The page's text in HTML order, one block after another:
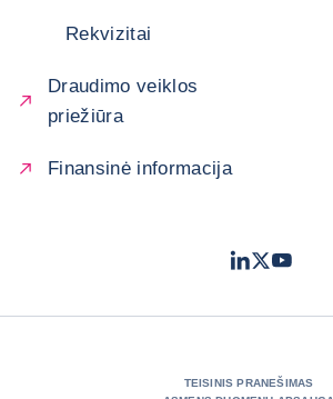
Rekvizitai
Draudimo veiklos
priežiūra
Finansinė informacija
LinkedIn
TwitterYoutube
TEISINIS PRANEŠIMAS